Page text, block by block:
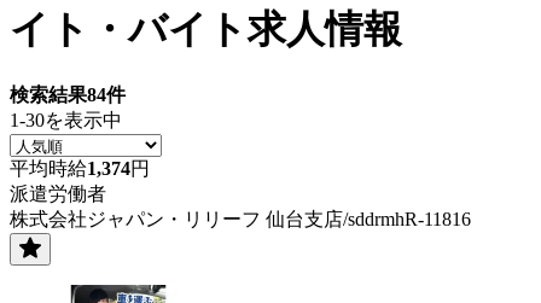
イト・バイト求人情報
検索結果84件
1-30を表示中
平均時給1,374円
派遣労働者
株式会社ジャパン・リリーフ 仙台支店/sddrmhR-11816